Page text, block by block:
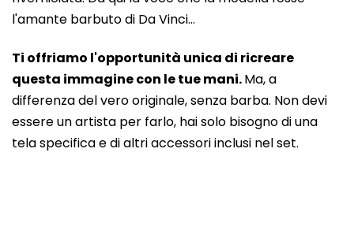
l'amante barbuto di Da Vinci...
Ti offriamo l'opportunità unica di ricreare
questa immagine con le tue mani.Ma, a
differenza del vero originale, senza barba. Non devi
essere un artista per farlo, hai solo bisogno di una
tela specifica e di altri accessori inclusi nel set.